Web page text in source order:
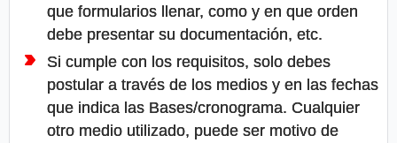
que formularios llenar, como y en que orden
debe presentar su documentación, etc.
Si cumple con los requisitos, solo debes
postular a través de los medios y en las fechas
que indica las Bases/cronograma. Cualquier
otro medio utilizado, puede ser motivo de